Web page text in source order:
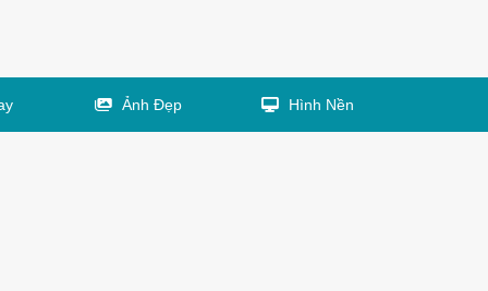
Ảnh Đẹp Hình Nền